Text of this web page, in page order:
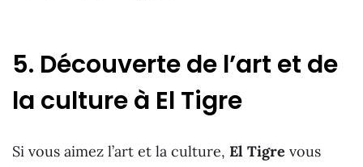
5. Découverte de l’art et de
la culture à El Tigre
Si vous aimez l’art et la culture, El Tigre vous